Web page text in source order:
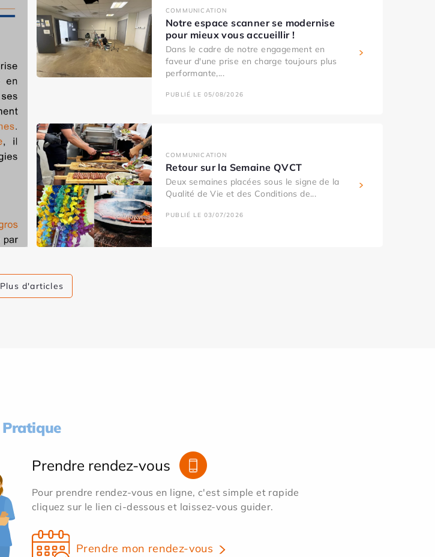
COMMUNICATION
Notre espace scanner se modernise
pour mieux vous accueillir !
Dans le cadre de notre engagement en
faveur d'une prise en charge toujours plus
performante,...
PUBLIÉ LE 05/08/2026
COMMUNICATION
Retour sur la Semaine QVCT
Deux semaines placées sous le signe de la
Qualité de Vie et des Conditions de...
PUBLIÉ LE 03/07/2026
Plus d'articles
Pratique
Prendre rendez-vous
Pour prendre rendez-vous en ligne, c'est simple et rapide
cliquez sur le lien ci-dessous et laissez-vous guider.
Prendre mon rendez-vous